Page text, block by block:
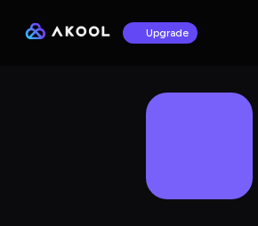
Upgrade